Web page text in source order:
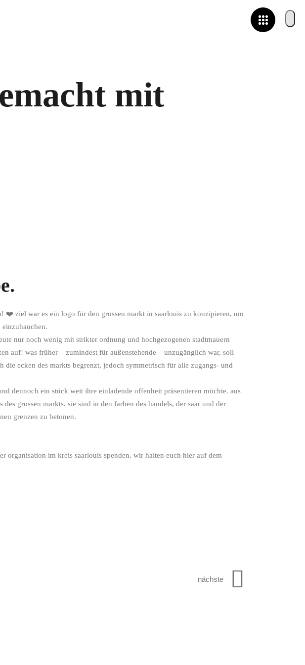
mit
❤️ ziel war es ein logo für den grossen markt in saarlouis zu konzipieren, um
nur noch wenig mit strikter ordnung und hochgezogenen stadtmauern
auf! was früher – zumindest für außenstehende – unzugänglich war, soll
ecken des markts begrenzt, jedoch symmetrisch für alle zugangs- und
dennoch ein stück weit ihre einladende offenheit präsentieren möchte. aus
grossen markts. sie sind in den farben des handels, der saar und der
grenzen zu betonen.
organisation im kreis saarlouis spenden. wir halten euch hier auf dem
nächste